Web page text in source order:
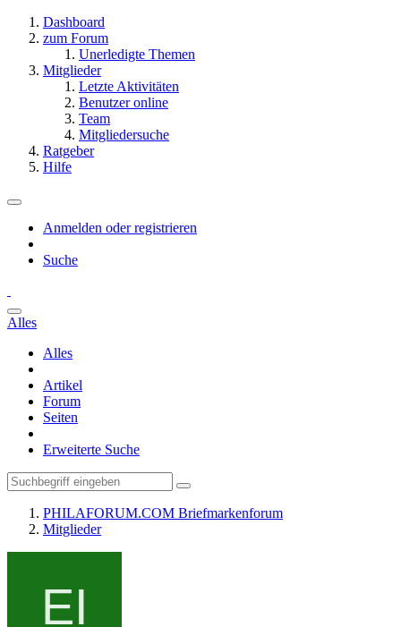
Dashboard
zum Forum
Unerledigte Themen
Mitglieder
Letzte Aktivitäten
Benutzer online
Team
Mitgliedersuche
Ratgeber
Hilfe
Anmelden oder registrieren
Suche
Alles
Alles
Artikel
Forum
Seiten
Erweiterte Suche
PHILAFORUM.COM Briefmarkenforum
Mitglieder